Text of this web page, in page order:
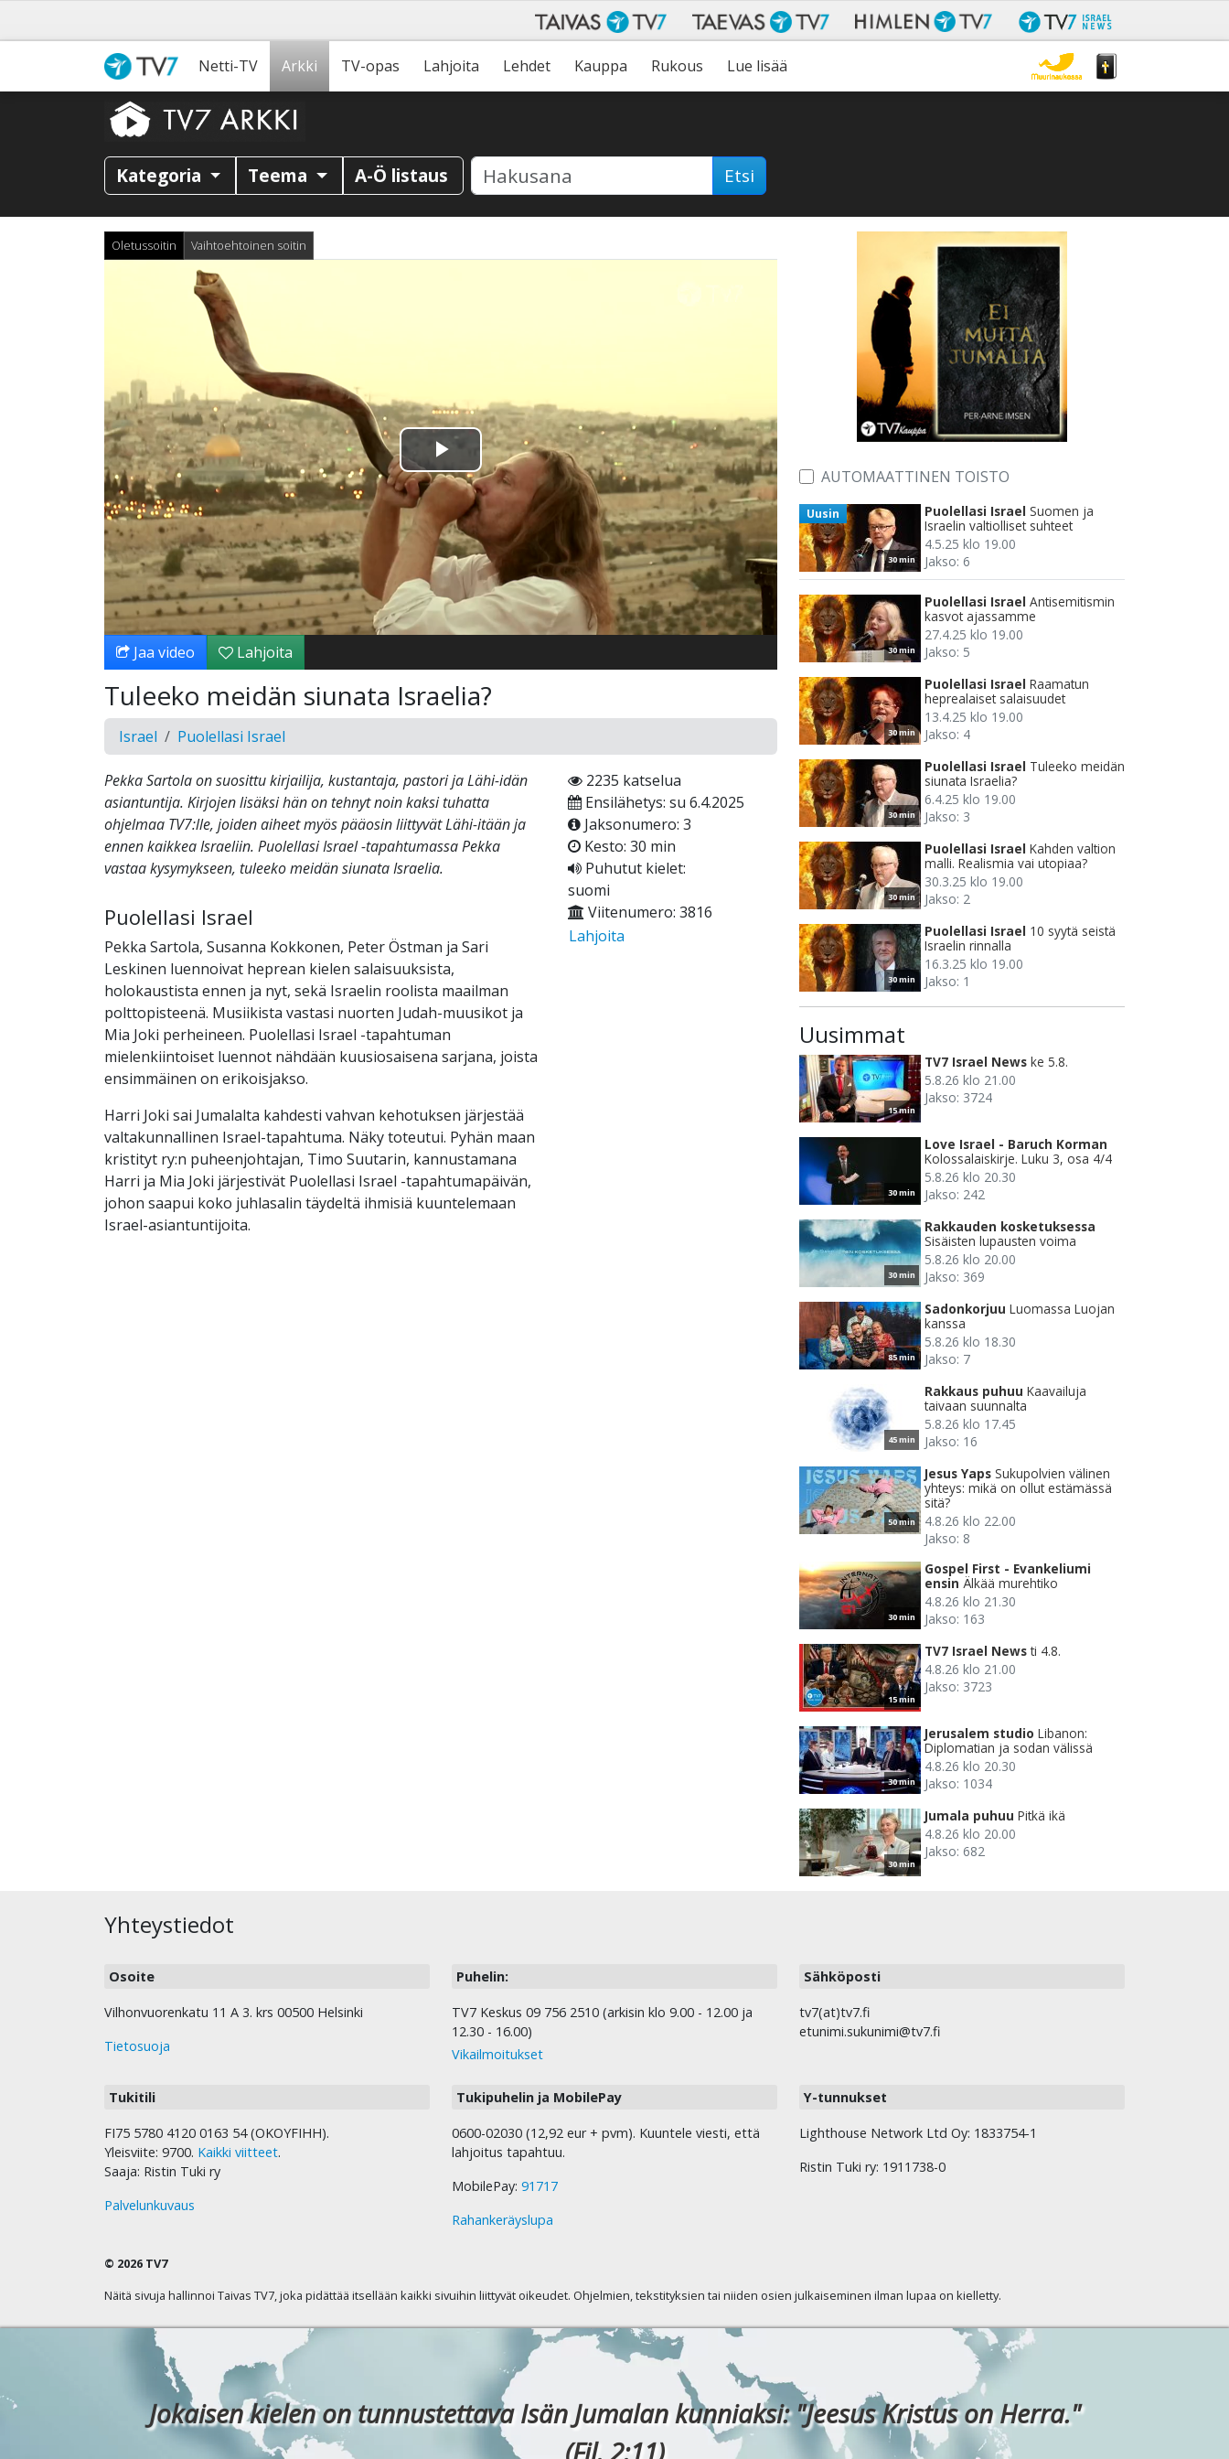
Netti-TV Arkki TV-opas Lahjoita Lehdet Kauppa Rukous Lue lisää
Kategoria Teema A-Ö listaus Etsi
Oletussoitin Vaihtoehtoinen soitin
Toista
Video
Jaa video Lahjoita
Tuleeko meidän siunata Israelia?
Israel Puolellasi Israel
Pekka Sartola on suosittu kirjailija, kustantaja, pastori ja Lähi-idän
asiantuntija. Kirjojen lisäksi hän on tehnyt noin kaksi tuhatta
ohjelmaa TV7:lle, joiden aiheet myös pääosin liittyvät Lähi-itään ja
ennen kaikkea Israeliin. Puolellasi Israel -tapahtumassa Pekka
vastaa kysymykseen, tuleeko meidän siunata Israelia.
Puolellasi Israel
Pekka Sartola, Susanna Kokkonen, Peter Östman ja Sari
Leskinen luennoivat heprean kielen salaisuuksista,
holokaustista ennen ja nyt, sekä Israelin roolista maailman
polttopisteenä. Musiikista vastasi nuorten Judah-muusikot ja
Mia Joki perheineen. Puolellasi Israel -tapahtuman
mielenkiintoiset luennot nähdään kuusiosaisena sarjana, joista
ensimmäinen on erikoisjakso.
Harri Joki sai Jumalalta kahdesti vahvan kehotuksen järjestää
valtakunnallinen Israel-tapahtuma. Näky toteutui. Pyhän maan
kristityt ry:n puheenjohtajan, Timo Suutarin, kannustamana
Harri ja Mia Joki järjestivät Puolellasi Israel -tapahtumapäivän,
johon saapui koko juhlasalin täydeltä ihmisiä kuuntelemaan
Israel-asiantuntijoita.
2235 katselua
Ensilähetys: su 6.4.2025
Jaksonumero: 3
Kesto: 30 min
Puhutut kielet:
suomi
Viitenumero: 3816
Lahjoita
AUTOMAATTINEN TOISTO
30 min
Uusin Puolellasi Israel Suomen ja
Israelin valtiolliset suhteet
4.5.25 klo 19.00
Jakso: 6
30 min
Puolellasi Israel Antisemitismin
kasvot ajassamme
27.4.25 klo 19.00
Jakso: 5
30 min
Puolellasi Israel Raamatun
heprealaiset salaisuudet
13.4.25 klo 19.00
Jakso: 4
30 min
Puolellasi Israel Tuleeko meidän
siunata Israelia?
6.4.25 klo 19.00
Jakso: 3
30 min
Puolellasi Israel Kahden valtion
malli. Realismia vai utopiaa?
30.3.25 klo 19.00
Jakso: 2
30 min
Puolellasi Israel 10 syytä seistä
Israelin rinnalla
16.3.25 klo 19.00
Jakso: 1
Uusimmat
15 min
TV7 Israel News ke 5.8.
5.8.26 klo 21.00
Jakso: 3724
30 min
Love Israel - Baruch Korman
Kolossalaiskirje. Luku 3, osa 4/4
5.8.26 klo 20.30
Jakso: 242
30 min
Rakkauden kosketuksessa
Sisäisten lupausten voima
5.8.26 klo 20.00
Jakso: 369
85 min
Sadonkorjuu Luomassa Luojan
kanssa
5.8.26 klo 18.30
Jakso: 7
45 min
Rakkaus puhuu Kaavailuja
taivaan suunnalta
5.8.26 klo 17.45
Jakso: 16
50 min
Jesus Yaps Sukupolvien välinen
yhteys: mikä on ollut estämässä
sitä?
4.8.26 klo 22.00
Jakso: 8
30 min
Gospel First - Evankeliumi
ensin Älkää murehtiko
4.8.26 klo 21.30
Jakso: 163
15 min
TV7 Israel News ti 4.8.
4.8.26 klo 21.00
Jakso: 3723
30 min
Jerusalem studio Libanon:
Diplomatian ja sodan välissä
4.8.26 klo 20.30
Jakso: 1034
30 min
Jumala puhuu Pitkä ikä
4.8.26 klo 20.00
Jakso: 682
Yhteystiedot
Osoite
Vilhonvuorenkatu 11 A 3. krs 00500 Helsinki
Tietosuoja
Puhelin:
TV7 Keskus 09 756 2510 (arkisin klo 9.00 - 12.00 ja
12.30 - 16.00)
Vikailmoitukset
Sähköposti
tv7(at)tv7.fi
etunimi.sukunimi@tv7.fi
Tukitili
FI75 5780 4120 0163 54 (OKOYFIHH).
Yleisviite: 9700. Kaikki viitteet.
Saaja: Ristin Tuki ry
Palvelunkuvaus
Tukipuhelin ja MobilePay
0600-02030 (12,92 eur + pvm). Kuuntele viesti, että
lahjoitus tapahtuu.
MobilePay: 91717
Rahankeräyslupa
Y-tunnukset
Lighthouse Network Ltd Oy: 1833754-1
Ristin Tuki ry: 1911738-0
© 2026 TV7
Näitä sivuja hallinnoi Taivas TV7, joka pidättää itsellään kaikki sivuihin liittyvät oikeudet. Ohjelmien, tekstityksien tai niiden osien julkaiseminen ilman lupaa on kielletty.
Jokaisen kielen on tunnustettava Isän Jumalan kunniaksi: "Jeesus Kristus on Herra."